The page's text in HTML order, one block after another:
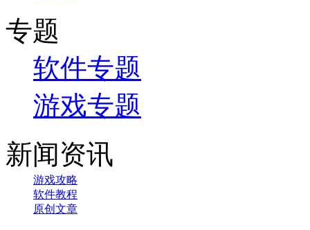
专题
软件专题
游戏专题
新闻资讯
游戏攻略
软件教程
原创文章